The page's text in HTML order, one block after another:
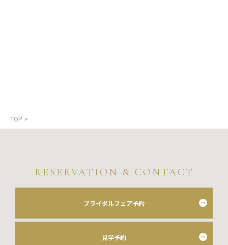
TOP >
RESERVATION & CONTACT
ブライダルフェア予約
見学予約